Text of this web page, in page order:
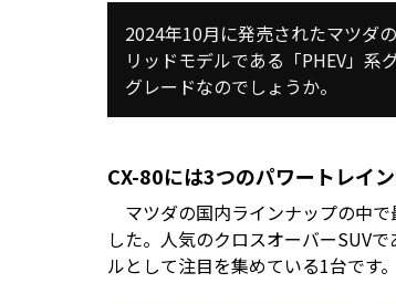
2024年10月に発売されたマツダ
リッドモデルである「PHEV」
グレードなのでしょうか。
CX-80には3つのパワートレイ
マツダの国内ラインナップの中で
した。人気のクロスオーバーSUV
ルとして注目を集めている1台です。